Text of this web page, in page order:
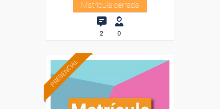
Matrícula cerrada
2 0
PRESENCIAL